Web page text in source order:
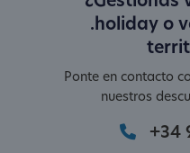
.holiday o
Ponte en contacto
nuestros
+34